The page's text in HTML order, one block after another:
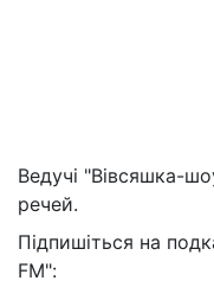
Ведучі "Вівсяшка-
речей.
Підпишіться на
FM":